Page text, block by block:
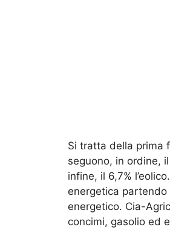
Si tratta della prima
seguono, in ordine,
infine, il 6,7%
energetica
energetico. Cia-
concimi, gasolio ed